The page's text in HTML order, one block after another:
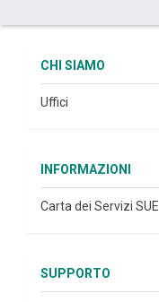
CHI SIAMO
Uffici
INFORMAZIONI
Carta dei Servizi SUE
SUPPORTO